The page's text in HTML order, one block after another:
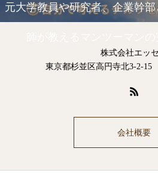
元大学教員や研究者、企業幹
株式会社エッ
東京都杉並区高円寺北3-2-15
会社概要